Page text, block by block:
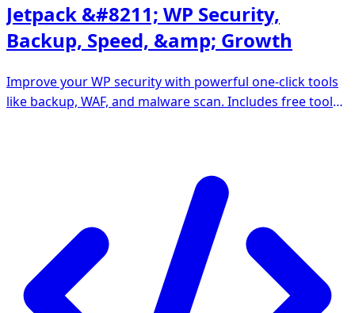
Jetpack &#8211; WP Security,
Backup, Speed, &amp; Growth
Improve your WP security with powerful one-click tools
like backup, WAF, and malware scan. Includes free tools